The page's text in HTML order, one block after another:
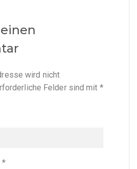
wird nicht
Felder sind mit *
*